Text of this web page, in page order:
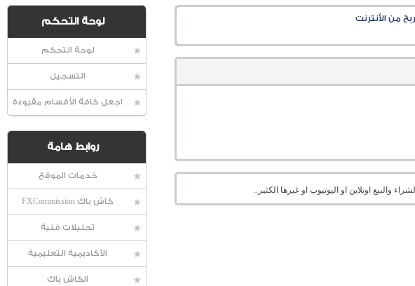
لوحة التحكم
لوحة التحكم
التسجيل
اجعل كافة الأقسام مقروءة
روابط هامة
خدمات الموقع
كاش باك FXCommission
تحليلات فنية
الأكاديمية التعليمية
الكاش باك
من الأنترنت
والبيع اونلاين او اليوتيوب او غيرها الكثير..